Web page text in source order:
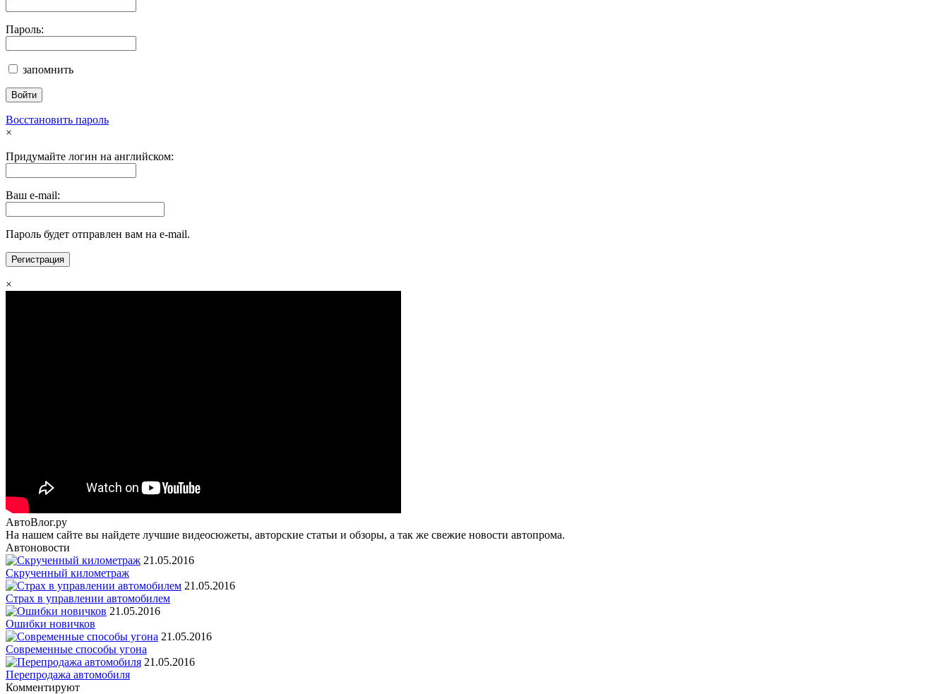
Пароль:
запомнить
Восстановить пароль
×
Придумайте логин на английском:
Ваш e-mail:
Пароль будет отправлен вам на e-mail.
×
АвтоВлог.ру
На нашем сайте вы найдете лучшие видеосюжеты, авторские статьи и обзоры, а так же свежие новости автопрома.
Автоновости
21.05.2016
Скрученный километраж
21.05.2016
Страх в управлении автомобилем
21.05.2016
Ошибки новичков
21.05.2016
Современные способы угона
21.05.2016
Перепродажа автомобиля
Комментируют